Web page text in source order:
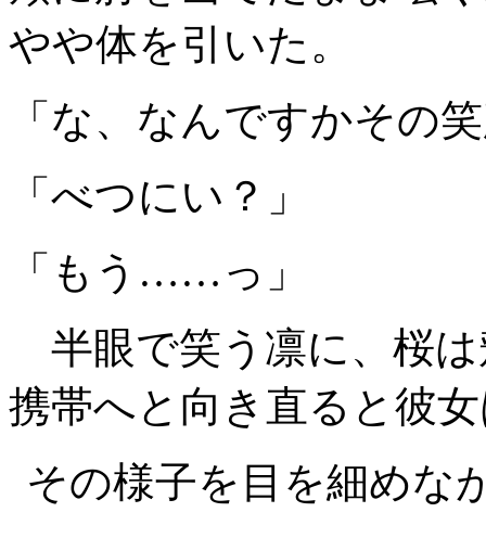
やや体を引いた。
「な、なんですかその
「べつにい？」
「もう……っ」
半眼で笑う凛に、桜
携帯へと向き直ると彼
その様子を目を細めな